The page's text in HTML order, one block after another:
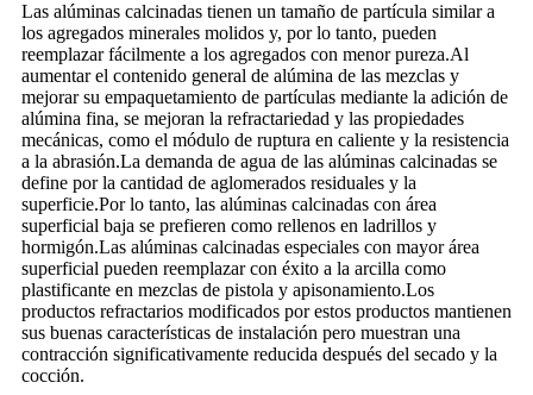
Las alúminas calcinadas tienen un tamaño de partícula similar a
los agregados minerales molidos y, por lo tanto, pueden
reemplazar fácilmente a los agregados con menor pureza.Al
aumentar el contenido general de alúmina de las mezclas y
mejorar su empaquetamiento de partículas mediante la adición de
alúmina fina, se mejoran la refractariedad y las propiedades
mecánicas, como el módulo de ruptura en caliente y la resistencia
a la abrasión.La demanda de agua de las alúminas calcinadas se
define por la cantidad de aglomerados residuales y la
superficie.Por lo tanto, las alúminas calcinadas con área
superficial baja se prefieren como rellenos en ladrillos y
hormigón.Las alúminas calcinadas especiales con mayor área
superficial pueden reemplazar con éxito a la arcilla como
plastificante en mezclas de pistola y apisonamiento.Los
productos refractarios modificados por estos productos mantienen
sus buenas características de instalación pero muestran una
contracción significativamente reducida después del secado y la
cocción.